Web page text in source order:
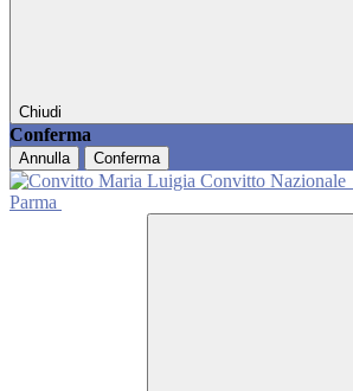
Chiudi
Conferma
Annulla Conferma
Convitto Nazionale
Parma